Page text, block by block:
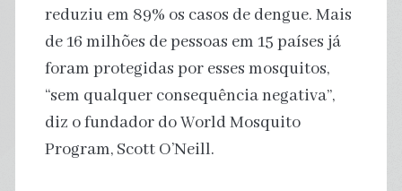
reduziu em 89% os casos de dengue. Mais
de 16 milhões de pessoas em 15 países já
foram protegidas por esses mosquitos,
“sem qualquer consequência negativa”,
diz o fundador do World Mosquito
Program, Scott O’Neill.